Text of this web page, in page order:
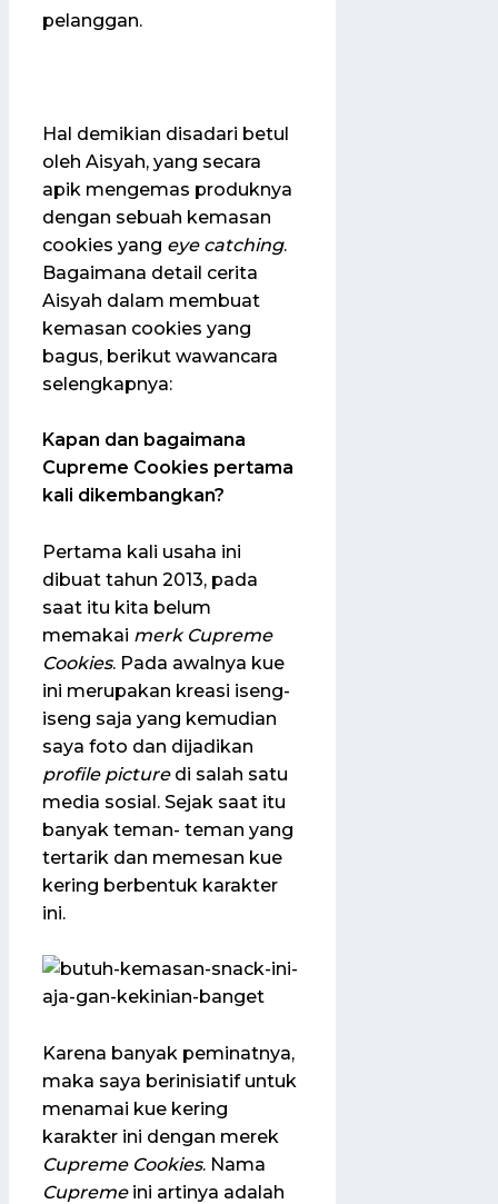
pelanggan.
Hal demikian disadari betul
oleh Aisyah, yang secara
apik mengemas produknya
dengan sebuah kemasan
cookies yang eye catching.
Bagaimana detail cerita
Aisyah dalam membuat
kemasan cookies yang
bagus, berikut wawancara
selengkapnya:
Kapan dan bagaimana
Cupreme Cookies pertama
kali dikembangkan?
Pertama kali usaha ini
dibuat tahun 2013, pada
saat itu kita belum
memakai merk Cupreme
Cookies. Pada awalnya kue
ini merupakan kreasi iseng-
iseng saja yang kemudian
saya foto dan dijadikan
profile picture di salah satu
media sosial. Sejak saat itu
banyak teman- teman yang
tertarik dan memesan kue
kering berbentuk karakter
ini.
Karena banyak peminatnya,
maka saya berinisiatif untuk
menamai kue kering
karakter ini dengan merek
Cupreme Cookies. Nama
Cupremeini artinya adalah